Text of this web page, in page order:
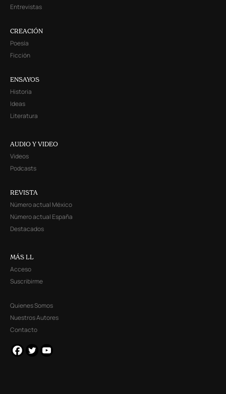
Entrevistas
CREACIÓN
Poesía
Ficción
ENSAYOS
Historia
Ideas
Literatura
AUDIO Y VIDEO
Videos
Podcasts
REVISTA
Número actual México
Número actual España
Destacados
MÁS LL
Acceso
Suscribirme
Quienes Somos
Nuestros Autores
Contacto